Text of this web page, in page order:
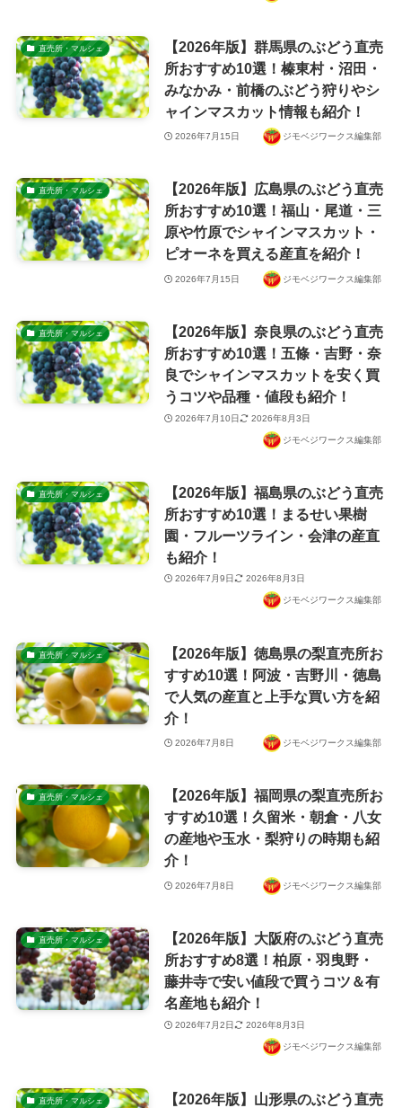
直売所・マルシェ
【2026年版】群馬県のぶどう直売
所おすすめ10選！榛東村・沼田・
みなかみ・前橋のぶどう狩りやシ
ャインマスカット情報も紹介！
2026年7月15日 ジモベジワークス編集部
直売所・マルシェ
【2026年版】広島県のぶどう直売
所おすすめ10選！福山・尾道・三
原や竹原でシャインマスカット・
ピオーネを買える産直を紹介！
2026年7月15日 ジモベジワークス編集部
直売所・マルシェ
【2026年版】奈良県のぶどう直売
所おすすめ10選！五條・吉野・奈
良でシャインマスカットを安く買
うコツや品種・値段も紹介！
2026年7月10日 2026年8月3日
ジモベジワークス編集部
直売所・マルシェ
【2026年版】福島県のぶどう直売
所おすすめ10選！まるせい果樹
園・フルーツライン・会津の産直
も紹介！
2026年7月9日 2026年8月3日
ジモベジワークス編集部
直売所・マルシェ
【2026年版】徳島県の梨直売所お
すすめ10選！阿波・吉野川・徳島
で人気の産直と上手な買い方を紹
介！
2026年7月8日 ジモベジワークス編集部
直売所・マルシェ
【2026年版】福岡県の梨直売所お
すすめ10選！久留米・朝倉・八女
の産地や玉水・梨狩りの時期も紹
介！
2026年7月8日 ジモベジワークス編集部
直売所・マルシェ
【2026年版】大阪府のぶどう直売
所おすすめ8選！柏原・羽曳野・
藤井寺で安い値段で買うコツ＆有
名産地も紹介！
2026年7月2日 2026年8月3日
ジモベジワークス編集部
直売所・マルシェ
【2026年版】山形県のぶどう直売